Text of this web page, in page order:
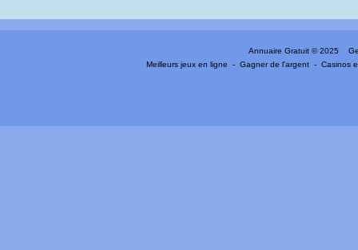
Annuaire Gratuit © 2025
Meilleurs jeux en ligne
-Gagner de l'argent -Casinos